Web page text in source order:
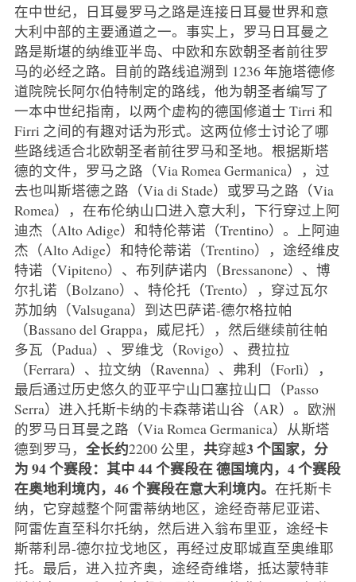
在中世纪，日耳曼罗马之路是连接日耳曼世界和意
大利中部的主要通道之一。事实上，罗马日耳曼之
路是斯堪的纳维亚半岛、中欧和东欧朝圣者前往罗
马的必经之路。目前的路线追溯到 1236 年施塔德修
道院院长阿尔伯特制定的路线，他为朝圣者编写了
一本中世纪指南，以两个虚构的德国修道士 Tirri 和
Firri 之间的有趣对话为形式。这两位修士讨论了哪
些路线适合北欧朝圣者前往罗马和圣地。根据斯塔
德的文件，罗马之路（Via Romea Germanica），过
去也叫斯塔德之路（Via di Stade）或罗马之路（Via
Romea），在布伦纳山口进入意大利，下行穿过上阿
迪杰（Alto Adige）和特伦蒂诺（Trentino）。上阿迪
杰（Alto Adige）和特伦蒂诺（Trentino），途经维皮
特诺（Vipiteno）、布列萨诺内（Bressanone）、博
尔扎诺（Bolzano）、特伦托（Trento），穿过瓦尔
苏加纳（Valsugana）到达巴萨诺-德尔格拉帕
（Bassano del Grappa，威尼托），然后继续前往帕
多瓦（Padua）、罗维戈（Rovigo）、费拉拉
（Ferrara）、拉文纳（Ravenna）、弗利（Forlì），
最后通过历史悠久的亚平宁山口塞拉山口（Passo
Serra）进入托斯卡纳的卡森蒂诺山谷（AR）。欧洲
的罗马日耳曼之路（Via Romea Germanica）从斯塔
德到罗马， 全长约2200 公里， 共穿越3 个国家，分
为 94 个赛段：其中 44 个赛段在德国境内，4 个赛段
在奥地利境内，46 个赛段在意大利境内。 在托斯卡
纳，它穿越整个阿雷蒂纳地区，途经奇蒂尼亚诺、
阿雷佐直至科尔托纳，然后进入翁布里亚，途经卡
斯蒂利昂-德尔拉戈地区，再经过皮耶城直至奥维耶
托。最后，进入拉齐奥，途经奇维塔，抵达蒙特菲